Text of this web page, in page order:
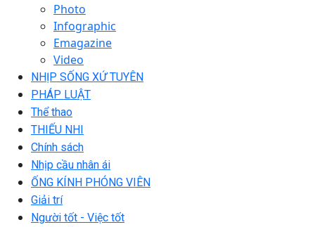
Photo
Infographic
Emagazine
Video
NHỊP SỐNG XỨ TUYÊN
PHÁP LUẬT
Thể thao
THIẾU NHI
Chính sách
Nhịp cầu nhân ái
ỐNG KÍNH PHÓNG VIÊN
Giải trí
Người tốt - Việc tốt